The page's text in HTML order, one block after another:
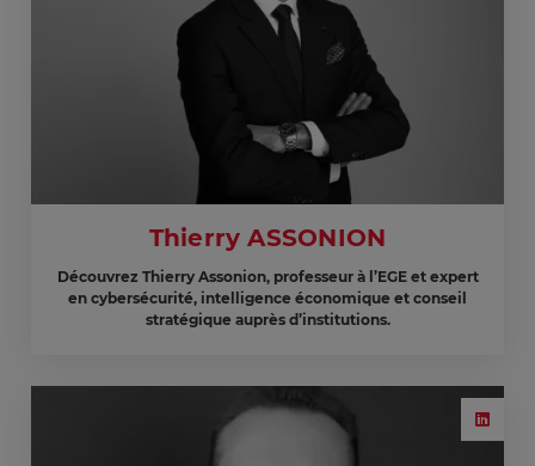
Thierry ASSONION
Découvrez Thierry Assonion, professeur à l’EGE et expert
en cybersécurité, intelligence économique et conseil
stratégique auprès d’institutions.